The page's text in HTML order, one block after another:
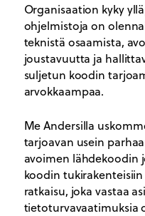
Organisaation kyky
ohjelmistoja on
teknistä osaamista,
joustavuutta ja
suljetun koodin
arvokkaampaa.
Me Andersilla
tarjoavan usein
avoimen lähdekoodin
koodin
ratkaisu, joka vastaa
tietoturvavaatimuksia